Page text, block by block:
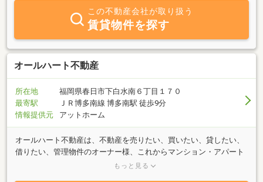
提供出来る様、変化に対応するため行動し、常にチャレンジして行
きたいと考えております。 大切な財産である不動産だからこそ、
ぜひ私たちにお任せ下さい。お客様が実感出来る満足と豊かさ、そ
してご家族の喜ぶ笑顔。それが私たちの喜びです。スタッフ一同努
力してまいりますので、今後ともお引立てを賜りますようお願い申
し上げます。
この不動産会社が取り扱う
賃貸物件を探す
オールハート不動産
所在地
福岡県春日市下白水南６丁目１７０
最寄駅
ＪＲ博多南線 博多南駅 徒歩9分
情報提供元
アットホーム
オールハート不動産は、不動産を売りたい、買いたい、貸したい、
借りたい、管理物件のオーナー様、これからマンション・アパート
経営を始めるお客様、すべてのお客様に安心して頂けますよう一人
もっと見る